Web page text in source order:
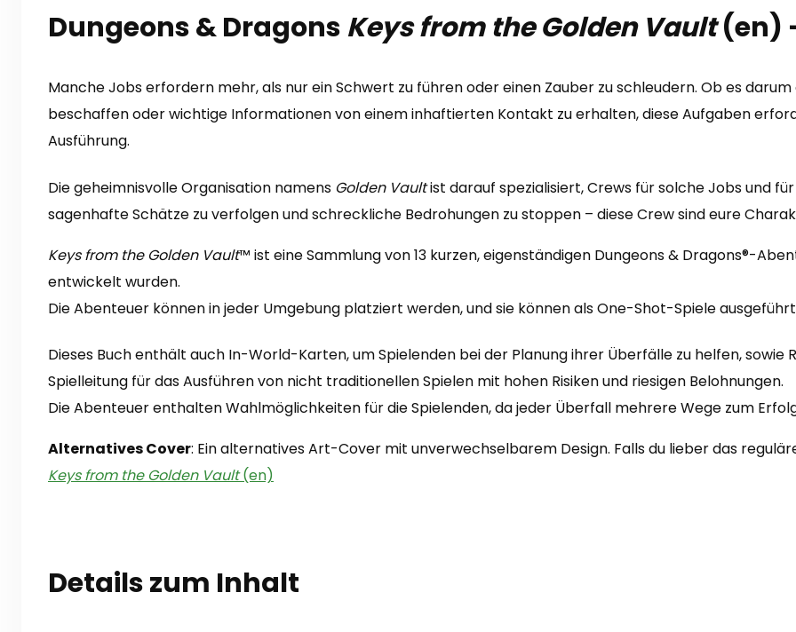
Dungeons & Dragons Keys from the Golden Vault(en)
Manche Jobs erfordern mehr, als nur ein Schwert zu führen oder einen Zauber zu schleudern. Ob es
beschaffen oder wichtige Informationen von einem inhaftierten Kontakt zu erhalten, diese Aufgaben
Ausführung.
Die geheimnisvolle Organisation namens Golden Vaultist darauf spezialisiert, Crews für solche Jobs und
sagenhafte Schätze zu verfolgen und schreckliche Bedrohungen zu stoppen – diese Crew sind eure
Keys from the Golden Vault™ ist eine Sammlung von 13 kurzen, eigenständigen Dungeons & Dragons®-
entwickelt wurden.
Die Abenteuer können in jeder Umgebung platziert werden, und sie können als One-Shot-Spiele
Dieses Buch enthält auch In-World-Karten, um Spielenden bei der Planung ihrer Überfälle zu helfen,
Spielleitung für das Ausführen von nicht traditionellen Spielen mit hohen Risiken und riesigen Belohnungen.
Die Abenteuer enthalten Wahlmöglichkeiten für die Spielenden, da jeder Überfall mehrere Wege zum
Alternatives Cover: Ein alternatives Art-Cover mit unverwechselbarem Design. Falls du lieber das
Keys from the Golden Vault(en)
Details zum Inhalt